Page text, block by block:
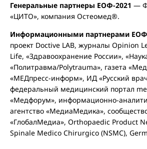
Генеральные партнеры ЕОФ-2021 —
«ЦИТО», компания Остеомед®️.
Информационными партнерами
проект Doctive LAB, журналы Opinion
Life, «Здравоохранение России»,
«Политравма/Polytrauma», газета
«МЕДпресс-информ», ИД «Русский
федеральный медицинский портал
«Медфорум», информационно-
агентство «МедиаМедика»,
«ГлобалМедиа», Orthopaedic Product
Spinale Medico Chirurgico (NSMC),